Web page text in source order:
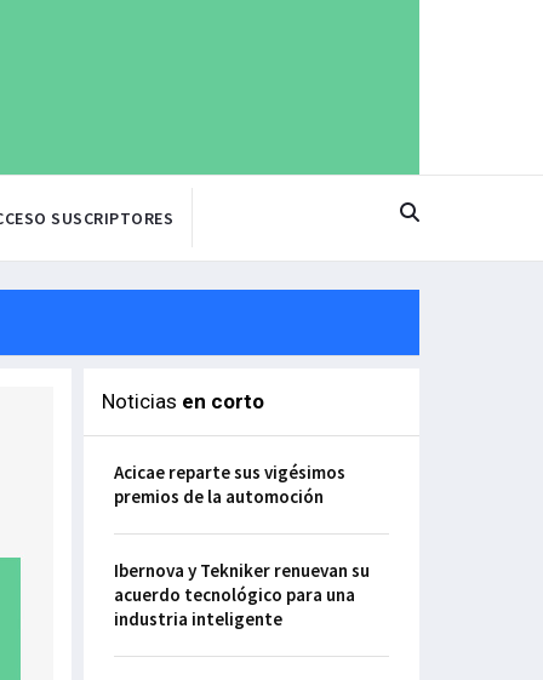
SUSCRIPTORES
Noticias en corto
Acicae reparte sus vigésimos
premios de la automoción
Ibernova y Tekniker renuevan su
acuerdo tecnológico para una
industria inteligente